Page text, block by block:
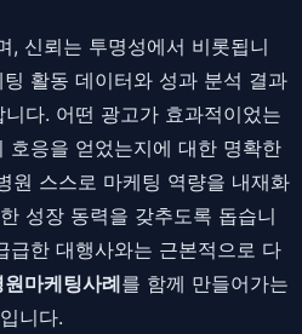
, 신뢰는 투명성에서 비롯됩니
활동 데이터와 성과 분석 결과
다. 어떤 광고가 효과적이었는
호응을 얻었는지에 대한 명확한
원 스스로 마케팅 역량을 내재화
성장 동력을 갖추도록 돕습니
급한 대행사와는 근본적으로 다
원마케팅사례를 함께 만들어가는
니다.